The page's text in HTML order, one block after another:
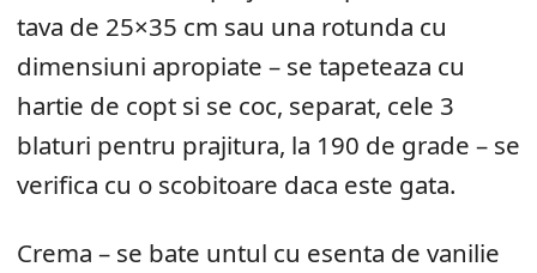
tava de 25×35 cm sau una rotunda cu
dimensiuni apropiate – se tapeteaza cu
hartie de copt si se coc, separat, cele 3
blaturi pentru prajitura, la 190 de grade – se
verifica cu o scobitoare daca este gata.
Crema – se bate untul cu esenta de vanilie